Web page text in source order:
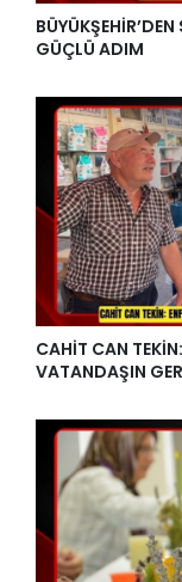
GÜÇLÜ ADIM
CAHİT CAN
VATANDAŞIN